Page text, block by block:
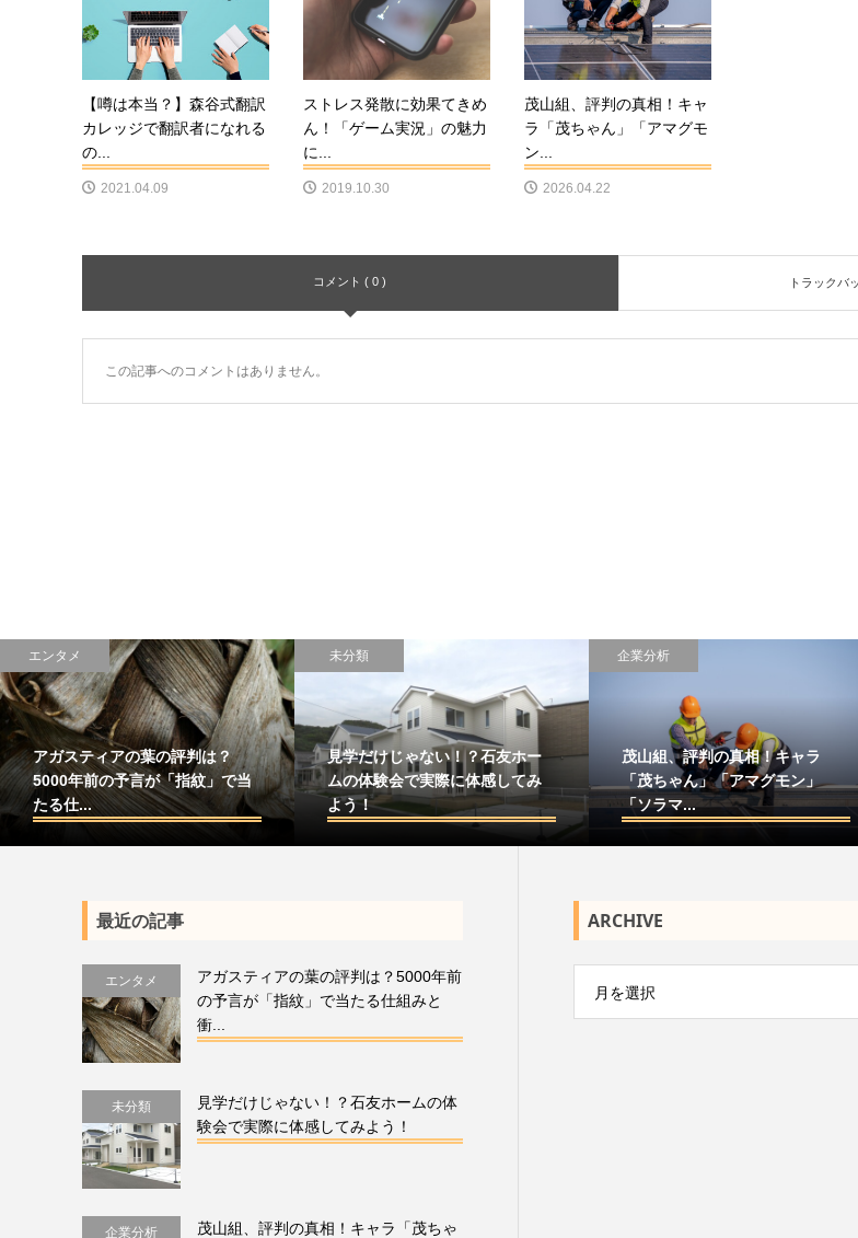
【噂は本当？】森谷式翻訳
カレッジで翻訳者になれる
の...
2021.04.09
ストレス発散に効果てきめ
ん！「ゲーム実況」の魅力
に...
2019.10.30
茂山組、評判の真相！キャ
ラ「茂ちゃん」「アマグモ
ン...
2026.04.22
コメント ( 0 ) トラックバ
この記事へのコメントはありません。
エンタメ
アガスティアの葉の評判は？
5000年前の予言が「指紋」で当
たる仕...
未分類
見学だけじゃない！？石友ホー
ムの体験会で実際に体感してみ
よう！
企業分析
茂山組、評判の真相！キャラ
「茂ちゃん」「アマグモン」
「ソラマ...
最近の記事
エンタメ
アガスティアの葉の評判は？5000年前
の予言が「指紋」で当たる仕組みと
衝...
未分類
見学だけじゃない！？石友ホームの体
験会で実際に体感してみよう！
企業分析 茂山組、評判の真相！キャラ「茂ちゃ
ARCHIVE
月を選択